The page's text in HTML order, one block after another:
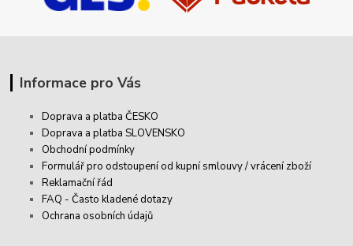
Informace pro Vás
Doprava a platba ČESKO
Doprava a platba SLOVENSKO
Obchodní podmínky
Formulář pro odstoupení od kupní smlouvy / vrácení zboží
Reklamační řád
FAQ - Často kladené dotazy
Ochrana osobních údajů